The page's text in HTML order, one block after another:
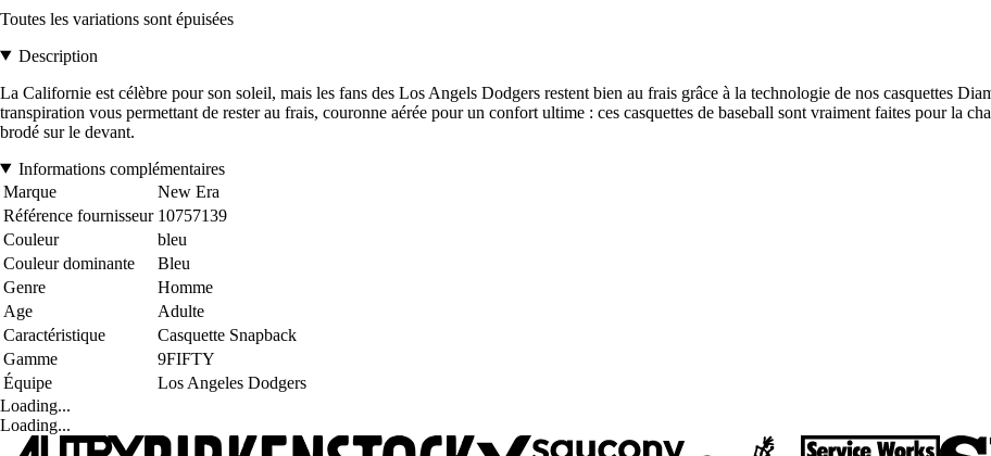
Toutes les variations sont épuisées
Description
La Californie est célèbre pour son soleil, mais les fans des Los Angels Dodgers restent bien au frais grâce à la technologie de nos casquettes
transpiration vous permettant de rester au frais, couronne aérée pour un confort ultime : ces casquettes de baseball sont vraiment faites pour la
brodé sur le devant.
Informations complémentaires
Marque
New Era
Référence fournisseur 10757139
Couleur
bleu
Couleur dominante
Bleu
Genre
Homme
Age
Adulte
Caractéristique
Casquette Snapback
Gamme
9FIFTY
Équipe
Los Angeles Dodgers
Loading...
Loading...